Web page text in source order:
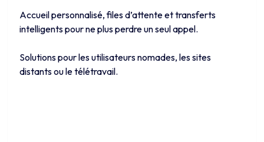
Accueil personnalisé, files d’attente et transferts
intelligents pour ne plus perdre un seul appel.
Solutions pour les utilisateurs nomades, les sites
distants ou le télétravail.